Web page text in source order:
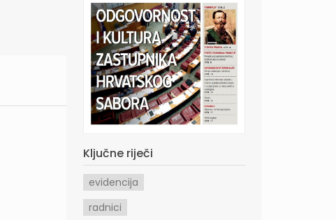
Ključne riječi
evidencija
radnici